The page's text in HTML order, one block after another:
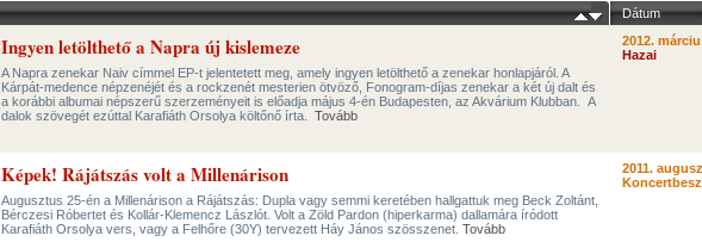
Dátum
Ingyen letölthető a Napra új kislemeze
A Napra zenekar Naiv címmel EP-t jelentetett meg, amely ingyen letölthető a zenekar honlapjáról. A
Kárpát-medence népzenéjét és a rockzenét mesterien ötvöző, Fonogram-díjas zenekar a két új dalt és
a korábbi albumai népszerű szerzeményeit is előadja május 4-én Budapesten, az Akvárium Klubban. A
dalok szövegét ezúttal Karafiáth Orsolya költőnő írta. Tovább
2012.
Hazai
Képek! Rájátszás volt a Millenárison
Augusztus 25-én a Millenárison a Rájátszás: Dupla vagy semmi keretében hallgattuk meg Beck Zoltánt,
Bérczesi Róbertet és Kollár-Klemencz Lászlót. Volt a Zöld Pardon (hiperkarma) dallamára íródott
Karafiáth Orsolya vers, vagy a Felhőre (30Y) tervezett Háy János szösszenet. Tovább
2011.